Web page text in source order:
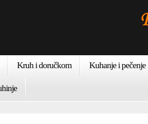
Kruh i doručkom Kuhanje i pečenje